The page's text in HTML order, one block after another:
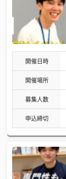
開催日時
開催場所
募集人数
申込締切